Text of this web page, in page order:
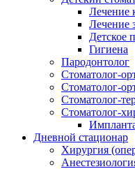
Лечение
Лечение
Детское
Гигиена
Пародонтолог
Стоматолог-
Стоматолог-
Стоматолог-
Стоматолог-
Дневной стационар
Хирургия